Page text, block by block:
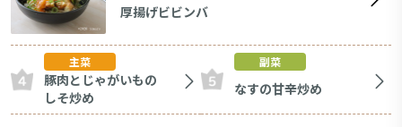
厚揚げビビンバ
主菜
豚肉とじゃがいもの
しそ炒め
副菜
なすの甘辛炒め